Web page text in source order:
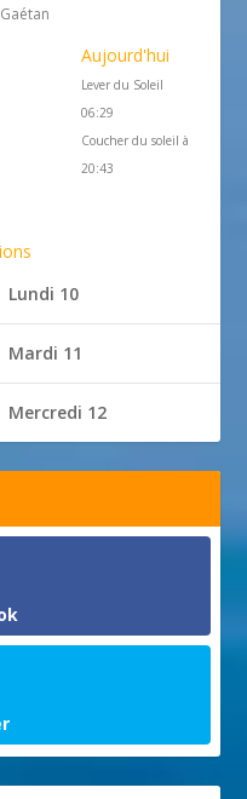
Aujourd'hui
Lever du Soleil
06:29
Coucher du soleil à
20:43
Lundi 10
Mardi 11
Mercredi 12